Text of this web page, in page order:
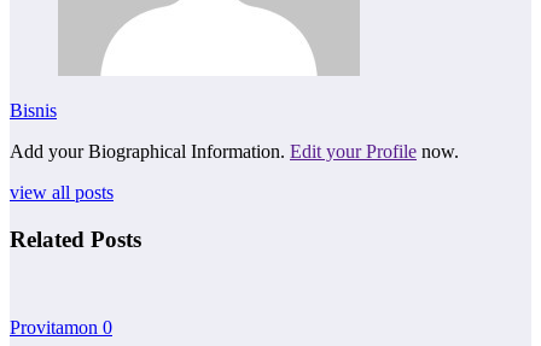
Bisnis
Add your Biographical Information. Edit your Profile now.
view all posts
Related Posts
Provitamon 0